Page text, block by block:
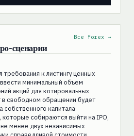
сценарии
Все Forex →
требования к листингу ценных
минимальный объем
акций для котировальных
в свободном обращении будет
собственного капитала
собираются выйти на IPO,
менее двух независимых